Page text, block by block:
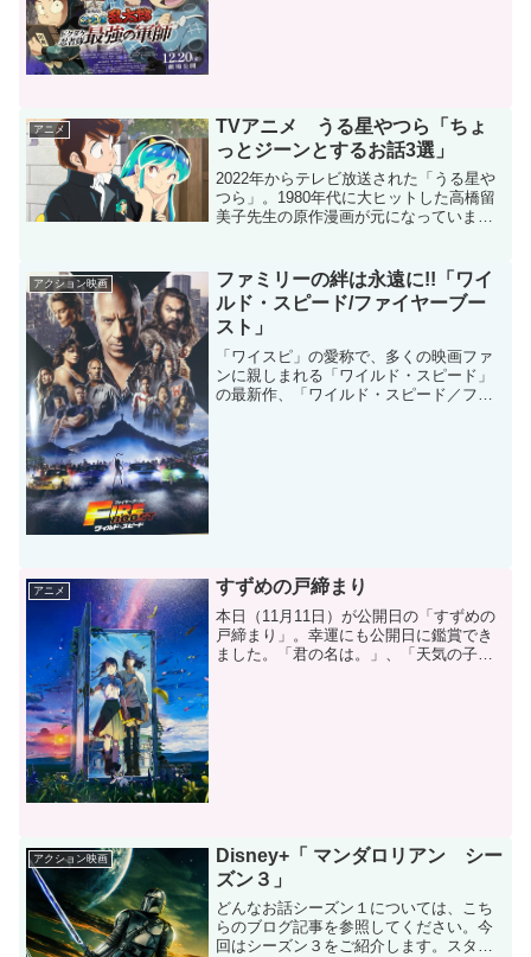
アニメ
TVアニメ うる星やつら「ちょ
っとジーンとするお話3選」
2022年からテレビ放送された「うる星や
つら」。1980年代に大ヒットした高橋留
美子先生の原作漫画が元になっていま
よりも原作漫画を忠実に再現していて、
ファンとしてとても...
アクション映画
ファミリーの絆は永遠に!!「ワイ
ルド・スピード/ファイヤーブー
スト」
「ワイスピ」の愛称で、多くの映画ファ
ンに親しまれる「ワイルド・スピード」
の最新作、「ワイルド・スピード／ファ
アニメ すずめの戸締まり
本日（11月11日）が公開日の「すずめの
戸締まり」。幸運にも公開日に鑑賞でき
ました。「君の名は。」、「天気の子」
アクション映画
Disney+「 マンダロリアン シー
ズン３」
どんなお話シーズン１については、こち
らのブログ記事を参照してください。今
回はシーズン３をご紹介します。スタ